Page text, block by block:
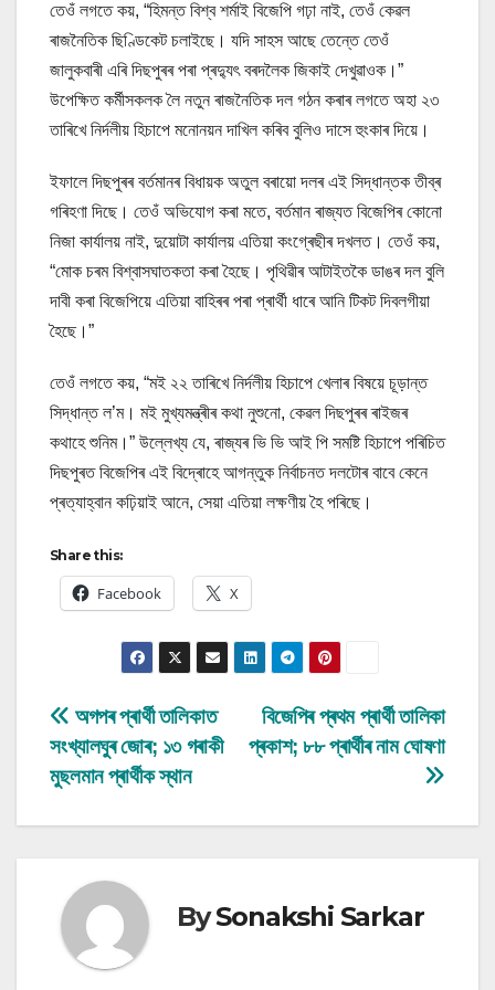
তেওঁ লগতে কয়, “হিমন্ত বিশ্ব শৰ্মাই বিজেপি গঢ়া নাই, তেওঁ কেৱল
ৰাজনৈতিক ছিণ্ডিকেট চলাইছে। যদি সাহস আছে তেন্তে তেওঁ
জালুকবাৰী এৰি দিছপুৰৰ পৰা প্ৰদ্যুৎ বৰদলৈক জিকাই দেখুৱাওক।”
উপেক্ষিত কৰ্মীসকলক লৈ নতুন ৰাজনৈতিক দল গঠন কৰাৰ লগতে অহা ২৩
তাৰিখে নিৰ্দলীয় হিচাপে মনোনয়ন দাখিল কৰিব বুলিও দাসে হুংকাৰ দিয়ে।
ইফালে দিছপুৰৰ বৰ্তমানৰ বিধায়ক অতুল বৰায়ো দলৰ এই সিদ্ধান্তক তীব্ৰ
গৰিহণা দিছে। তেওঁ অভিযোগ কৰা মতে, বৰ্তমান ৰাজ্যত বিজেপিৰ কোনো
নিজা কাৰ্যালয় নাই, দুয়োটা কাৰ্যালয় এতিয়া কংগ্ৰেছীৰ দখলত। তেওঁ কয়,
“মোক চৰম বিশ্বাসঘাতকতা কৰা হৈছে। পৃথিৱীৰ আটাইতকৈ ডাঙৰ দল বুলি
দাবী কৰা বিজেপিয়ে এতিয়া বাহিৰৰ পৰা প্ৰাৰ্থী ধাৰে আনি টিকট দিবলগীয়া
হৈছে।”
তেওঁ লগতে কয়, “মই ২২ তাৰিখে নিৰ্দলীয় হিচাপে খেলাৰ বিষয়ে চূড়ান্ত
সিদ্ধান্ত ল’ম। মই মুখ্যমন্ত্ৰীৰ কথা নুশুনো, কেৱল দিছপুৰৰ ৰাইজৰ
কথাহে শুনিম।” উল্লেখ্য যে, ৰাজ্যৰ ভি ভি আই পি সমষ্টি হিচাপে পৰিচিত
দিছপুৰত বিজেপিৰ এই বিদ্ৰোহে আগন্তুক নিৰ্বাচনত দলটোৰ বাবে কেনে
প্ৰত্যাহ্বান কঢ়িয়াই আনে, সেয়া এতিয়া লক্ষণীয় হৈ পৰিছে।
Share this:
Facebook X
Post
navigation
বিজেপিৰ প্ৰথম প্ৰাৰ্থী তালিকা
প্ৰকাশ; ৮৮ প্ৰাৰ্থীৰ নাম ঘোষণা
অগপৰ প্ৰাৰ্থী তালিকাত
সংখ্যালঘুৰ জোৰ; ১৩ গৰাকী
মুছলমান প্ৰাৰ্থীক স্থান
BySonakshi Sarkar